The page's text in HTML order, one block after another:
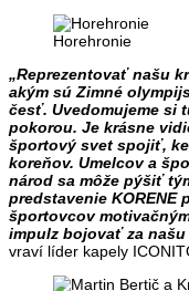
Horehronie
„Reprezentovať našu
akým sú Zimné
česť. Uvedomujeme si
pokorou. Je krásne
športový svet spojiť,
koreňov. Umelcov a
národ sa môže pýšiť
predstavenie KORENE
športovcov
impulz bojovať za našu
vraví líder kapely